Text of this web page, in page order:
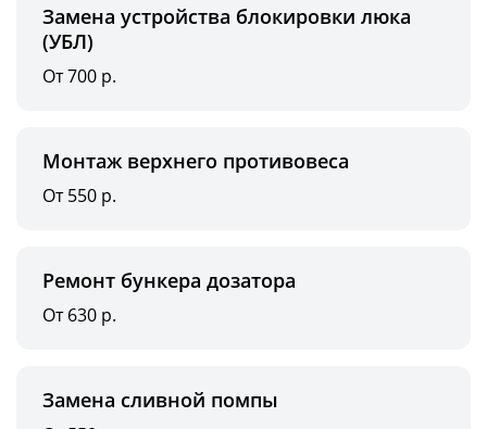
Замена устройства блокировки люка
(УБЛ)
От 700 р.
Монтаж верхнего противовеса
От 550 р.
Ремонт бункера дозатора
От 630 р.
Замена сливной помпы